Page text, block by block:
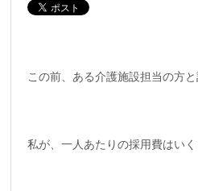
この前、ある介護施設担当の方と
私が、一人あたりの採用費はいく